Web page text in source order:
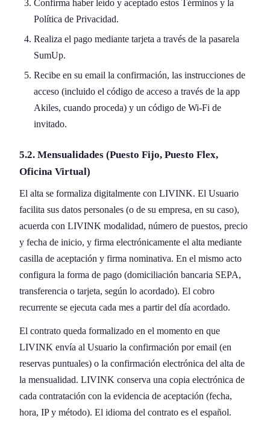
Confirma haber leído y aceptado estos Términos y la
Política de Privacidad.
Realiza el pago mediante tarjeta a través de la pasarela
SumUp.
Recibe en su email la confirmación, las instrucciones de
acceso (incluido el código de acceso a través de la app
Akiles, cuando proceda) y un código de Wi-Fi de
invitado.
5.2. Mensualidades (Puesto Fijo, Puesto Flex,
Oficina Virtual)
El alta se formaliza digitalmente con LIVINK. El Usuario
facilita sus datos personales (o de su empresa, en su caso),
acuerda con LIVINK modalidad, número de puestos, precio
y fecha de inicio, y firma electrónicamente el alta mediante
casilla de aceptación y firma nominativa. En el mismo acto
configura la forma de pago (domiciliación bancaria SEPA,
transferencia o tarjeta, según lo acordado). El cobro
recurrente se ejecuta cada mes a partir del día acordado.
El contrato queda formalizado en el momento en que
LIVINK envía al Usuario la confirmación por email (en
reservas puntuales) o la confirmación electrónica del alta de
la mensualidad. LIVINK conserva una copia electrónica de
cada contratación con la evidencia de aceptación (fecha,
hora, IP y método). El idioma del contrato es el español.